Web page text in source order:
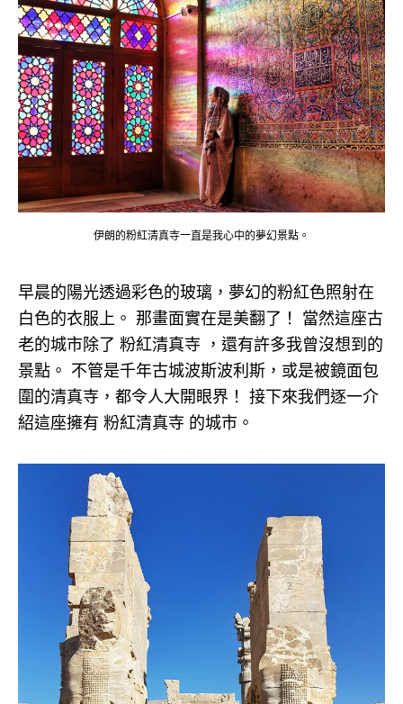
伊朗的粉紅清真寺一直是我心中的夢幻景點。
早晨的陽光透過彩色的玻璃，夢幻的粉紅色照射在
白色的衣服上。 那畫面實在是美翻了！ 當然這座古
老的城市除了 粉紅清真寺 ，還有許多我曾沒想到的
景點。 不管是千年古城波斯波利斯，或是被鏡面包
圍的清真寺，都令人大開眼界！ 接下來我們逐一介
紹這座擁有 粉紅清真寺 的城市。